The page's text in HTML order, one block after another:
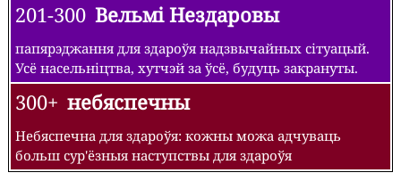
201-300 Вельмі Нездаровы
папярэджання для здароўя надзвычайных сітуацый.
Усё насельніцтва, хутчэй за ўсё, будуць закрануты.
300+ небяспечны
Небяспечна для здароўя: кожны можа адчуваць
больш сур'ёзныя наступствы для здароўя